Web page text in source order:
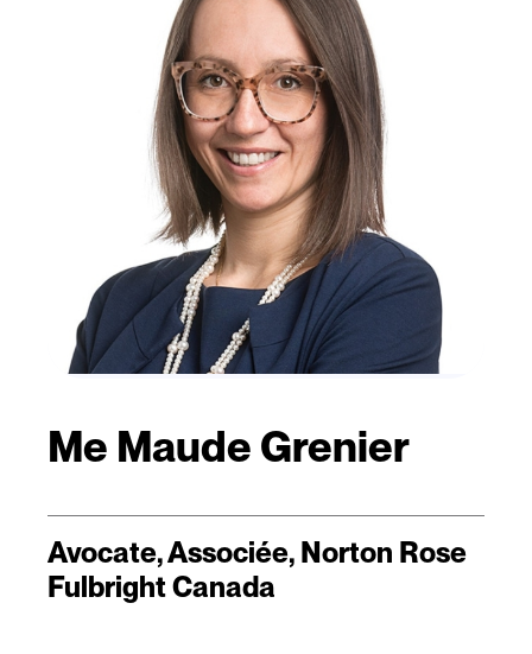
Me Maude Grenier
Avocate, Associée, Norton Rose
Fulbright Canada